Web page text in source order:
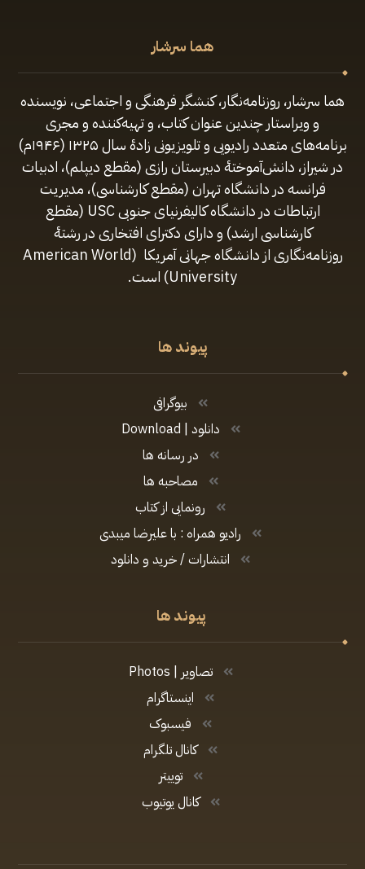
هما سرشار
هما سرشار، روزنامه‌نگار، کنشگر فرهنگی و اجتماعی، نویسنده
و ویراستار چندین عنوان کتاب، و تهیه‌کننده و مجری
برنامه‌های متعدد رادیویی و تلویزیونی زادهٔ سال ۱۳۲۵ (۱۹۴۶م)
در شیراز، دانش‌آموختهٔ دبیرستان رازی (مقطع‌ دیپلم)، ادبیات
فرانسه در دانشگاه تهران (مقطع کارشناسی)، مدیریت
ارتباطات در دانشگاه کالیفرنیای جنوبی USC (مقطع
کارشناسی ارشد) و دارای دکترای افتخاری در رشتهٔ
روزنامه‌نگاری از دانشگاه جهانی آمریکا (American World
University) است.
پیوند ها
بیوگرافی
دانلود | Download
در رسانه ها
مصاحبه ها
رونمایی از کتاب
رادیو همراه : با علیرضا میبدی
انتشارات / خرید و دانلود
پیوند ها
تصاویر | Photos
اینستاگرام
فیسبوک
کانال تلگرام
توییتر
کانال یوتیوب